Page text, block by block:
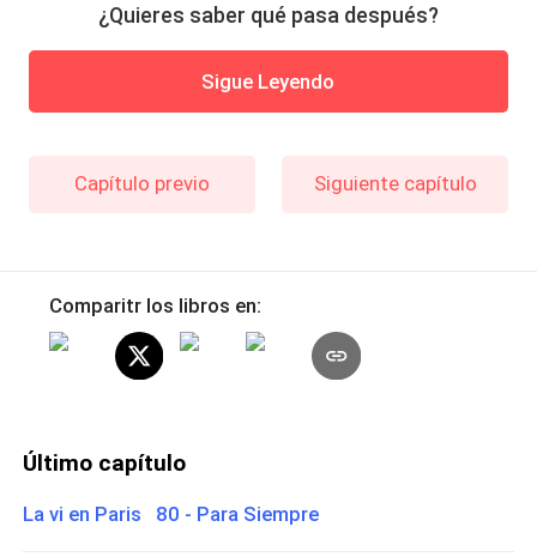
¿Quieres saber qué pasa después?
Sigue Leyendo
Capítulo previo Siguiente capítulo
Comparitr los libros en:
Último capítulo
La vi en Paris 80 - Para Siempre